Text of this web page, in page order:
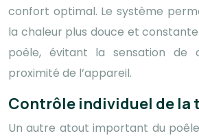
confort optimal. Le système
la chaleur plus douce et constante
poêle, évitant la sensation de
proximité de l’appareil.
Contrôle individuel de la
Un autre atout important du